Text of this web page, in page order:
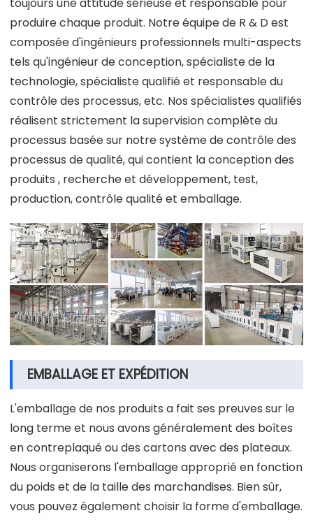
produire chaque produit. Notre équipe de R & D est
composée d'ingénieurs professionnels multi-aspects
tels qu'ingénieur de conception, spécialiste de la
technologie, spécialiste qualifié et responsable du
contrôle des processus, etc. Nos spécialistes qualifiés
réalisent strictement la supervision complète du
processus basée sur notre système de contrôle des
processus de qualité, qui contient la conception des
produits , recherche et développement, test,
production, contrôle qualité et emballage.
EMBALLAGE ET EXPÉDITION
L'emballage de nos produits a fait ses preuves sur le
long terme et nous avons généralement des boîtes
en contreplaqué ou des cartons avec des plateaux.
Nous organiserons l'emballage approprié en fonction
du poids et de la taille des marchandises. Bien sûr,
vous pouvez également choisir la forme d'emballage.